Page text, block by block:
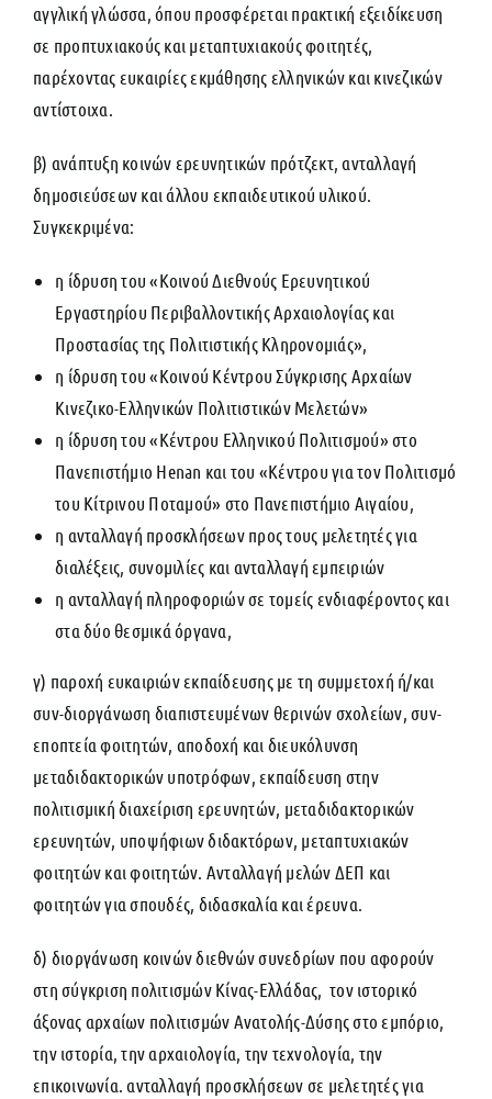
αγγλική γλώσσα, όπου προσφέρεται πρακτική εξειδίκευση
σε προπτυχιακούς και μεταπτυχιακούς φοιτητές,
παρέχοντας ευκαιρίες εκμάθησης ελληνικών και κινεζικών
αντίστοιχα.
β) ανάπτυξη κοινών ερευνητικών πρότζεκτ, ανταλλαγή
δημοσιεύσεων και άλλου εκπαιδευτικού υλικού.
Συγκεκριμένα:
η ίδρυση του «Κοινού Διεθνούς Ερευνητικού
Εργαστηρίου Περιβαλλοντικής Αρχαιολογίας και
Προστασίας της Πολιτιστικής Κληρονομιάς»,
η ίδρυση του «Κοινού Κέντρου Σύγκρισης Αρχαίων
Κινεζικο-Ελληνικών Πολιτιστικών Μελετών»
η ίδρυση του «Κέντρου Ελληνικού Πολιτισμού» στο
Πανεπιστήμιο Henan και του «Κέντρου για τον Πολιτισμό
του Κίτρινου Ποταμού» στο Πανεπιστήμιο Αιγαίου,
η ανταλλαγή προσκλήσεων προς τους μελετητές για
διαλέξεις, συνομιλίες και ανταλλαγή εμπειριών
η ανταλλαγή πληροφοριών σε τομείς ενδιαφέροντος και
στα δύο θεσμικά όργανα,
γ) παροχή ευκαιριών εκπαίδευσης με τη συμμετοχή ή/και
συν-διοργάνωση διαπιστευμένων θερινών σχολείων, συν-
εποπτεία φοιτητών, αποδοχή και διευκόλυνση
μεταδιδακτορικών υποτρόφων, εκπαίδευση στην
πολιτισμική διαχείριση ερευνητών, μεταδιδακτορικών
ερευνητών, υποψήφιων διδακτόρων, μεταπτυχιακών
φοιτητών και φοιτητών. Ανταλλαγή μελών ΔΕΠ και
φοιτητών για σπουδές, διδασκαλία και έρευνα.
δ) διοργάνωση κοινών διεθνών συνεδρίων που αφορούν
στη σύγκριση πολιτισμών Κίνας-Ελλάδας, τον ιστορικό
άξονας αρχαίων πολιτισμών Ανατολής-Δύσης στο εμπόριο,
την ιστορία, την αρχαιολογία, την τεχνολογία, την
επικοινωνία. ανταλλαγή προσκλήσεων σε μελετητές για